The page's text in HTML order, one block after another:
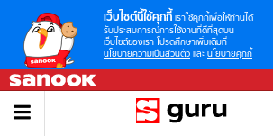
เว็บไซต์นี้ใช้คุกกี้ เราใช้คุกกี้เพื่อให้ท่านได้
รับประสบการณ์การใช้งานที่ดีที่สุดบน
เว็บไซต์ของเรา โปรดศึกษาเพิ่มเติมที่
นโยบายความเป็นส่วนตัว และ นโยบายคุกกี้